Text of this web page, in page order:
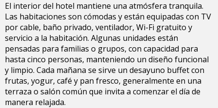
El interior del hotel mantiene una atmósfera tranquila.
Las habitaciones son cómodas y están equipadas con TV
por cable, baño privado, ventilador, Wi-Fi gratuito y
servicio a la habitación. Algunas unidades están
pensadas para familias o grupos, con capacidad para
hasta cinco personas, manteniendo un diseño funcional
y limpio. Cada mañana se sirve un desayuno buffet con
frutas, yogur, café y pan fresco, generalmente en una
terraza o salón común que invita a comenzar el día de
manera relajada.